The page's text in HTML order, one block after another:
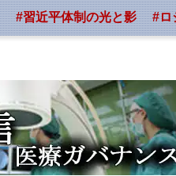
#習近平体制の光と影 #ロ